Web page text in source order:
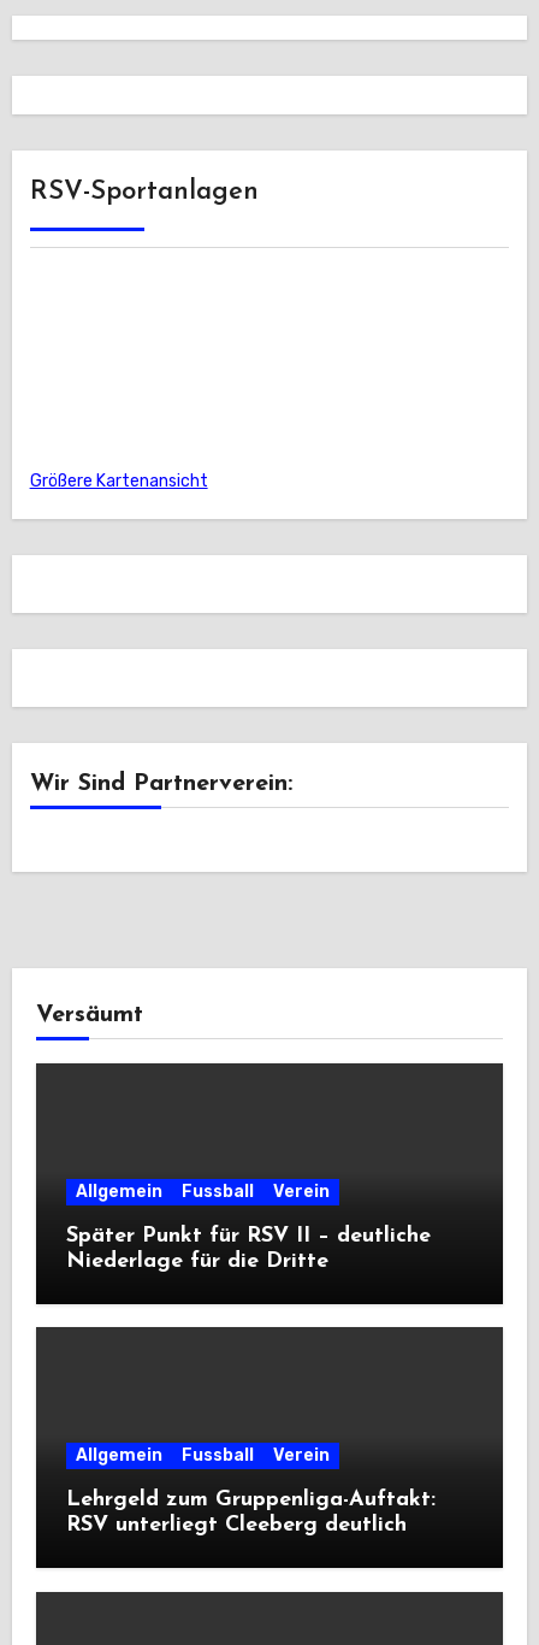
RSV-Sportanlagen
Größere Kartenansicht
Wir Sind Partnerverein:
Versäumt
Allgemein Fussball Verein
Später Punkt für RSV II – deutliche
Niederlage für die Dritte
Allgemein Fussball Verein
Lehrgeld zum Gruppenliga-Auftakt:
RSV unterliegt Cleeberg deutlich